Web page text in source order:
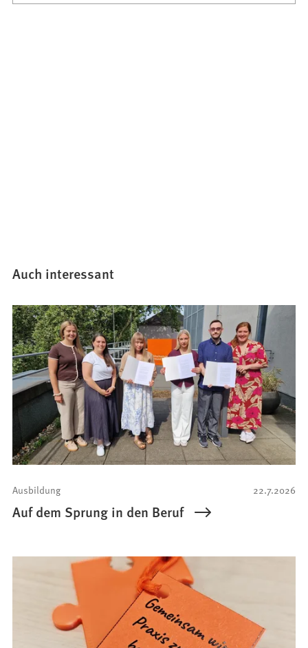
Auch interessant
22.7.2026
Ausbildung
Auf dem Sprung in den Beruf